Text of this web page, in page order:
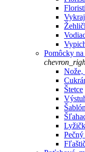
Pomôcky na
Nože,
Štetce